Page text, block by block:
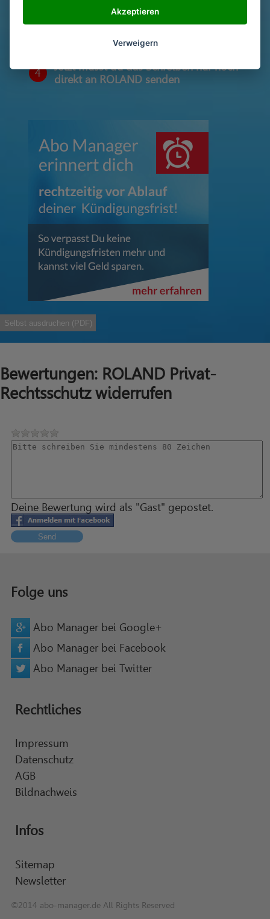
Unterschriebe das Schreiben mit deinem
Namen oder lade eine Unterschrift hoch
4
Jetzt musst du das Schreiben nur noch
direkt an ROLAND senden
Selbst ausdruchen (PDF)
Bewertungen: ROLAND Privat-
Rechtsschutz widerrufen
Deine Bewertung wird als "Gast" gepostet.
Send
Folge uns
Abo Manager bei Google+
Abo Manager bei Facebook
Abo Manager bei Twitter
Rechtliches
Impressum
Datenschutz
AGB
Bildnachweis
Infos
Sitemap
Newsletter
©2014 abo-manager.de All Rights Reserved
Akzeptieren
Verweigern